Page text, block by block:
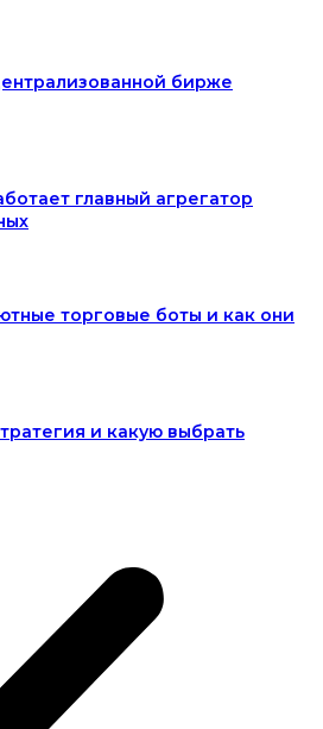
бирже
главный агрегатор
торговые боты и как они
и какую выбрать